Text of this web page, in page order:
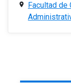
Facultad de